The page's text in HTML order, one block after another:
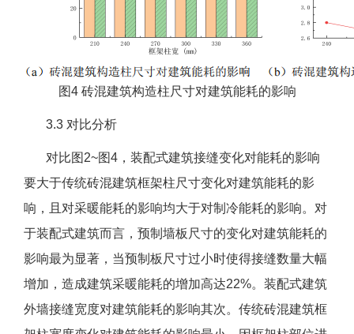
图4 砖混建筑构造柱尺寸对建筑能耗的影响
3.3 对比分析
对比图2~图4，装配式建筑接缝变化对能耗的影响
要大于传统砖混建筑框架柱尺寸变化对建筑能耗的影
响，且对采暖能耗的影响均大于对制冷能耗的影响。对
于装配式建筑而言，预制墙板尺寸的变化对建筑能耗的
影响最为显著，当预制板尺寸过小时使得接缝数量大幅
增加，造成建筑采暖能耗的增加高达22%。装配式建筑
外墙接缝宽度对建筑能耗的影响其次。传统砖混建筑框